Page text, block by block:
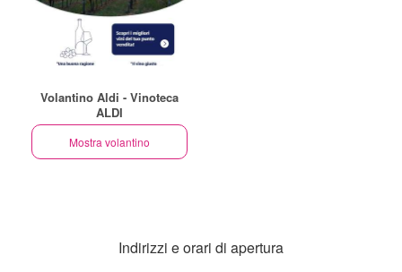
Volantino Aldi - Vinoteca
ALDI
Mostra volantino
Indirizzi e orari di apertura